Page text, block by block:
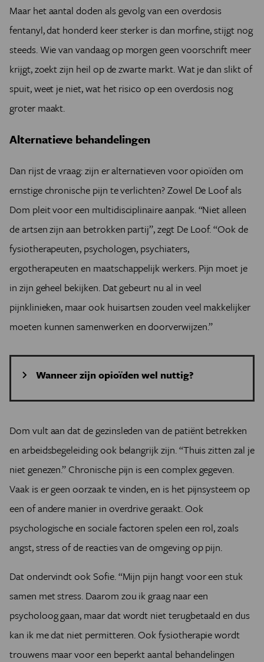
Maar het aantal doden als gevolg van een overdosis
fentanyl, dat honderd keer sterker is dan morfine, stijgt nog
steeds. Wie van vandaag op morgen geen voorschrift meer
krijgt, zoekt zijn heil op de zwarte markt. Wat je dan slikt of
spuit, weet je niet, wat het risico op een overdosis nog
groter maakt.
Alternatieve behandelingen
Dan rijst de vraag: zijn er alternatieven voor opioïden om
ernstige chronische pijn te verlichten? Zowel De Loof als
Dom pleit voor een multi­disciplinaire aanpak. “Niet alleen
de artsen zijn aan betrokken partij”, zegt De Loof. “Ook de
fysiotherapeuten, psychologen, psychiaters,
ergotherapeuten en maatschappelijk werkers. Pijn moet je
in zijn geheel bekijken. Dat gebeurt nu al in veel
pijnklinieken, maar ook huisartsen zouden veel makkelijker
moeten kunnen samenwerken en doorverwijzen.”
Wanneer zijn opioïden wel nuttig?
Opioïden mogen dan de grote boeman zijn, toch blijven
ernstige pijn, maar soms ook voor chronische pijn.
Experts zijn het erover eens dat niemand gedwongen
moet worden om te stoppen.
Pijnpatiënt Joëlle (41) ging na meerdere alternatieven te
hebben uitgeprobeerd vier jaar geleden over op
oxycodon. “Ik ben al achttien jaar ziek”, vertelt ze. “Het
begon met extreme vermoeidheid en spier- en
gewrichtspijn. Vervolgens heb ik problemen gehad met
stekende pijn ontwikkeld, die ik continu in meerdere of
armen. Tijdens hevige pijn­aanvallen, die acht uur kunnen
aanhouden, voelt het alsof er iemand een doos met
kapotte champagneglazen keihard tegen mijn benen
slaat. Ik slik tussen de 40 en 120 milligram snelwerkende
oxycodon per dag. Bij extreme pijn kan dat oplopen tot
160 mg, maar op zeldzame goede dagen gebruik ik
Dom vult aan dat de gezinsleden van de patiënt betrekken
en arbeids­begeleiding ook belangrijk zijn. “Thuis zitten zal je
niet genezen.” Chronische pijn is een complex gegeven.
Vaak is er geen oorzaak te vinden, en is het pijnsysteem op
een of andere manier in overdrive geraakt. Ook
psychologische en sociale factoren spelen een rol, zoals
angst, stress of de reacties van de omgeving op pijn.
Dat ondervindt ook Sofie. “Mijn pijn hangt voor een stuk
samen met stress. Daarom zou ik graag naar een
psycholoog gaan, maar dat wordt niet terugbetaald en dus
kan ik me dat niet permitteren. Ook fysiotherapie wordt
trouwens maar voor een beperkt aantal behandelingen